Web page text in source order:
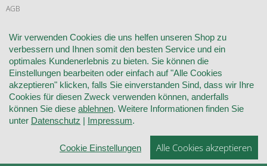
AGB
WIDERRUF
VERTRAG WIDERRUFEN
KONTAKT
DATENSCHUTZ
COOKIE-EINSTELLUNGEN
Wir verwenden Cookies die uns helfen unseren Shop zu
verbessern und Ihnen somit den besten Service und ein
optimales Kundenerlebnis zu bieten. Sie können die
Einstellungen bearbeiten oder einfach auf "Alle Cookies
akzeptieren" klicken, falls Sie einverstanden Sind, dass wir Ihre
Cookies für diesen Zweck verwenden können, anderfalls
können Sie diese ablehnen. Weitere Informationen finden Sie
unter Datenschutz | Impressum.
Cookie Einstellungen Alle Cookies akzeptieren